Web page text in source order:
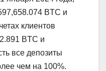
BTC и
клиентов
BTC и
все депозиты
чем на 100%.